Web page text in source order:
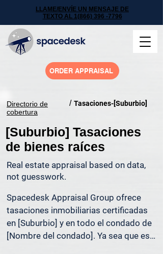
LLAME/ENVÍE UN MENSAJE DE
TEXTO AL 1(866) 396 -7796
ORDER APPRAISAL
Directorio de
cobertura
/ Tasaciones-[Suburbio]
[Suburbio] Tasaciones
de bienes raíces
Real estate appraisal based on data,
not guesswork.
Spacedesk Appraisal Group ofrece
tasaciones inmobiliarias certificadas
en [Suburbio] y en todo el condado de
[Nombre del condado]. Ya sea que esté